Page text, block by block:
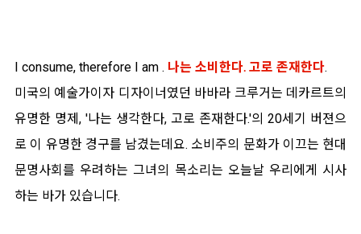
I consume, therefore I am . 나는 소비한다. 고로 존재한다.
미국의 예술가이자 디자이너였던 바바라 크루거는 데카르트의
유명한 명제, '나는 생각한다, 고로 존재한다.'의 20세기 버젼으
로 이 유명한 경구를 남겼는데요. 소비주의 문화가 이끄는 현대
문명사회를 우려하는 그녀의 목소리는 오늘날 우리에게 시사
하는 바가 있습니다.